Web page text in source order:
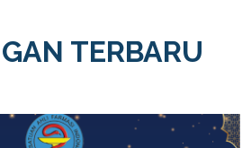
TERBARU